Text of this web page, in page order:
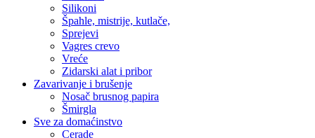
Silikoni
Špahle, mistrije, kutlače,
Sprejevi
Vagres crevo
Vreće
Zidarski alat i pribor
Zavarivanje i brušenje
Nosač brusnog papira
Šmirgla
Sve za domaćinstvo
Cerade